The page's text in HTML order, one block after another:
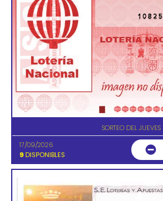
10825
SORTEO DEL JUEVES
17/09/2026
9 DISPONIBLES